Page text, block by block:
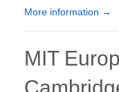
More information →
MIT